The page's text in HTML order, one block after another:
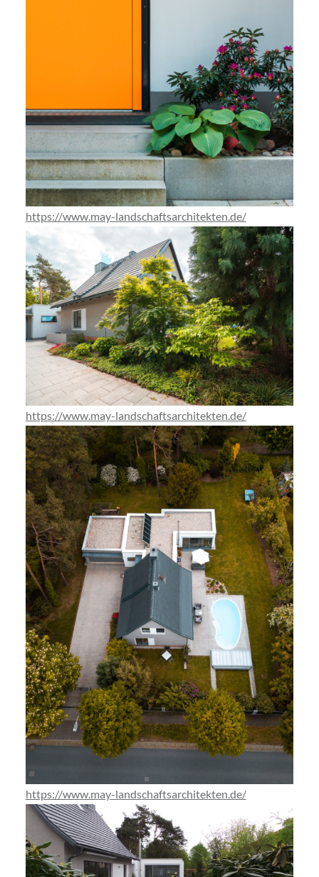
https://www.may-landschaftsarchitekten.de/
https://www.may-landschaftsarchitekten.de/
https://www.may-landschaftsarchitekten.de/